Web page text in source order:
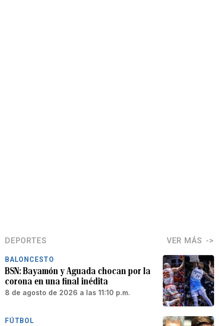
DEPORTES VER MÁS
BALONCESTO
BSN: Bayamón y Aguada chocan por la
corona en una final inédita
8 de agosto de 2026 a las 11:10 p.m.
FÚTBOL